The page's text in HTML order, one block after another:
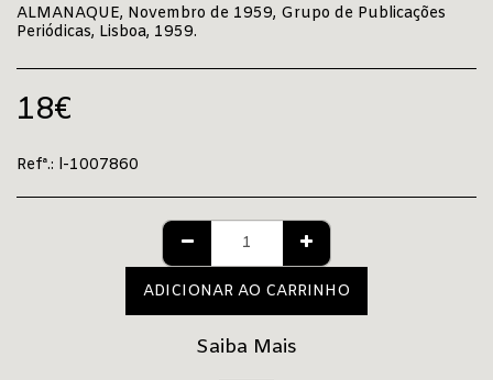
ALMANAQUE, Novembro de 1959, Grupo de Publicações
Periódicas, Lisboa, 1959.
18€
Refª.: l-1007860
ADICIONAR AO CARRINHO
Saiba Mais